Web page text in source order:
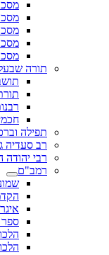
תורה
תפילה
רב סעדיה
רבי יהודה
רמב"ם